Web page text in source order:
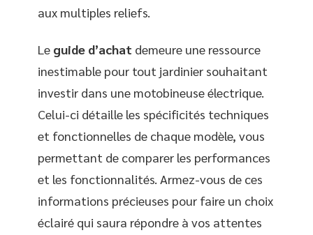
aux multiples reliefs.
Le guide d’achat demeure une ressource
inestimable pour tout jardinier souhaitant
investir dans une motobineuse électrique.
Celui-ci détaille les spécificités techniques
et fonctionnelles de chaque modèle, vous
permettant de comparer les performances
et les fonctionnalités. Armez-vous de ces
informations précieuses pour faire un choix
éclairé qui saura répondre à vos attentes